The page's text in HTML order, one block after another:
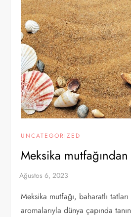
UNCATEGORIZED
Meksika
Meksika mutfağı, baharatlı
aromalarıyla dünya çapında